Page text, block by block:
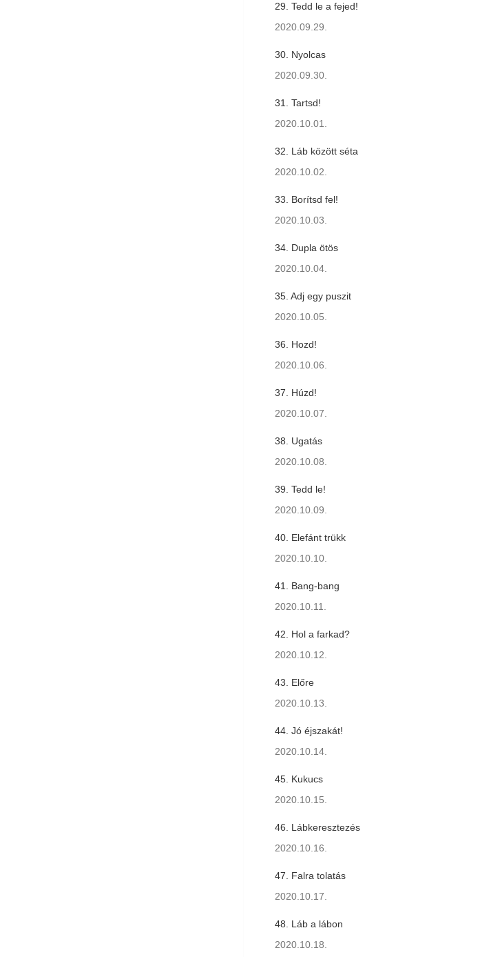
29. Tedd le a fejed!
2020.09.29.
30. Nyolcas
2020.09.30.
31. Tartsd!
2020.10.01.
32. Láb között séta
2020.10.02.
33. Borítsd fel!
2020.10.03.
34. Dupla ötös
2020.10.04.
35. Adj egy puszit
2020.10.05.
36. Hozd!
2020.10.06.
37. Húzd!
2020.10.07.
38. Ugatás
2020.10.08.
39. Tedd le!
2020.10.09.
40. Elefánt trükk
2020.10.10.
41. Bang-bang
2020.10.11.
42. Hol a farkad?
2020.10.12.
43. Előre
2020.10.13.
44. Jó éjszakát!
2020.10.14.
45. Kukucs
2020.10.15.
46. Lábkeresztezés
2020.10.16.
47. Falra tolatás
2020.10.17.
48. Láb a lábon
2020.10.18.